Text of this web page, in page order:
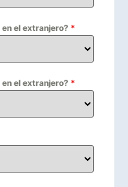
el extranjero? *
el extranjero? *